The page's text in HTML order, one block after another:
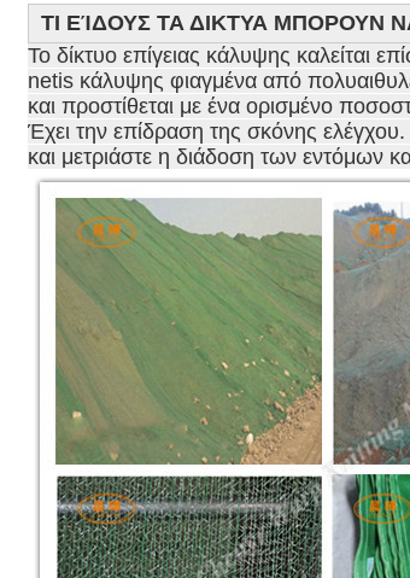
ΤΙ ΕΊΔΟΥΣ ΤΑ ΔΙΚΤΥΑ ΜΠΟΡΟΥΝ
Το δίκτυο επίγειας κάλυψης καλείται
netis κάλυψης φιαγμένα από
και προστίθεται με ένα ορισμένο
Έχει την επίδραση της σκόνης
και μετριάστε η διάδοση των εντόμων